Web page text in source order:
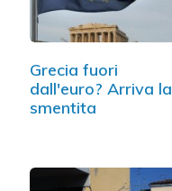
Grecia fuori
dall'euro? Arriva la
smentita